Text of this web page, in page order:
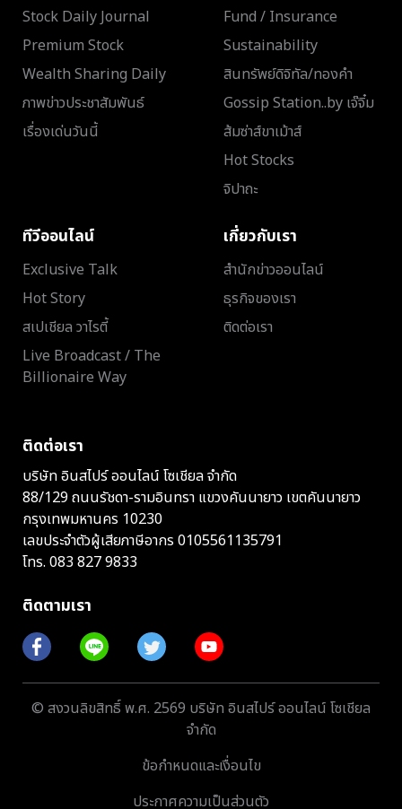
Stock Daily Journal
Premium Stock
Wealth Sharing Daily
ภาพข่าวประชาสัมพันธ์
เรื่องเด่นวันนี้
Fund / Insurance
Sustainability
สินทรัพย์ดิจิทัล/ทองคำ
Gossip Station..by เจ๊จิ๋ม
ส้มซ่าส์ขาเม้าส์
Hot Stocks
จิปาถะ
ทีวีออนไลน์
Exclusive Talk
Hot Story
สเปเชียล วาไรตี้
Live Broadcast / The
Billionaire Way
เกี่ยวกับเรา
สำนักข่าวออนไลน์
ธุรกิจของเรา
ติดต่อเรา
ติดต่อเรา
บริษัท อินสไปร์ ออนไลน์ โซเชียล จำกัด
88/129 ถนนรัชดา-รามอินทรา แขวงคันนายาว เขตคันนายาว
กรุงเทพมหานคร 10230
เลขประจำตัวผู้เสียภาษีอากร 0105561135791
โทร. 083 827 9833
ติดตามเรา
© สงวนลิขสิทธิ์ พ.ศ. 2569 บริษัท อินสไปร์ ออนไลน์ โซเชียล
จำกัด
ข้อกำหนดและเงื่อนไข
ประกาศความเป็นส่วนตัว